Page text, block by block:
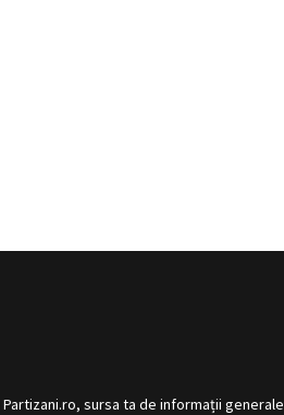
Partizani.ro, sursa ta de informații generale